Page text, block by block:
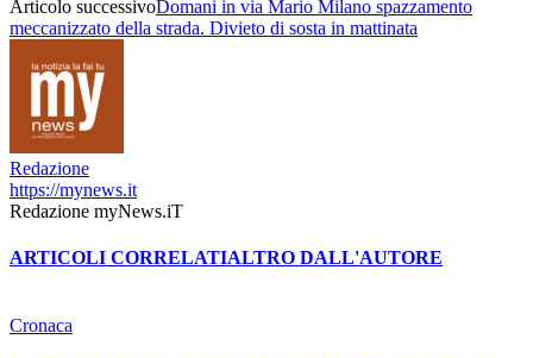
Articolo successivoDomani in via Mario Milano spazzamento
meccanizzato della strada. Divieto di sosta in mattinata
Redazione
https://mynews.it
Redazione myNews.iT
ARTICOLI CORRELATIALTRO DALL'AUTORE
Cronaca